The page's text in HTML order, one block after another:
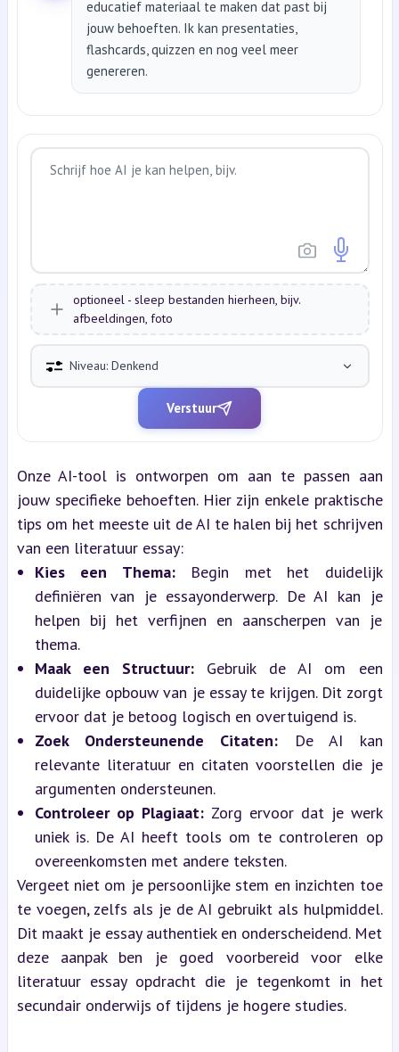
educatief materiaal te maken dat past bij
jouw behoeften. Ik kan presentaties,
flashcards, quizzen en nog veel meer
genereren.
optioneel - sleep bestanden hierheen, bijv.
afbeeldingen, foto
Niveau: Denkend
Verstuur
Onze AI-tool is ontworpen om aan te passen aan
jouw specifieke behoeften. Hier zijn enkele praktische
tips om het meeste uit de AI te halen bij het schrijven
van een literatuur essay:
Kies een Thema: Begin met het duidelijk
definiëren van je essayonderwerp. De AI kan je
helpen bij het verfijnen en aanscherpen van je
thema.
Maak een Structuur: Gebruik de AI om een
duidelijke opbouw van je essay te krijgen. Dit zorgt
ervoor dat je betoog logisch en overtuigend is.
Zoek Ondersteunende Citaten: De AI kan
relevante literatuur en citaten voorstellen die je
argumenten ondersteunen.
Controleer op Plagiaat: Zorg ervoor dat je werk
uniek is. De AI heeft tools om te controleren op
overeenkomsten met andere teksten.
Vergeet niet om je persoonlijke stem en inzichten toe
te voegen, zelfs als je de AI gebruikt als hulpmiddel.
Dit maakt je essay authentiek en onderscheidend. Met
deze aanpak ben je goed voorbereid voor elke
literatuur essay opdracht die je tegenkomt in het
secundair onderwijs of tijdens je hogere studies.